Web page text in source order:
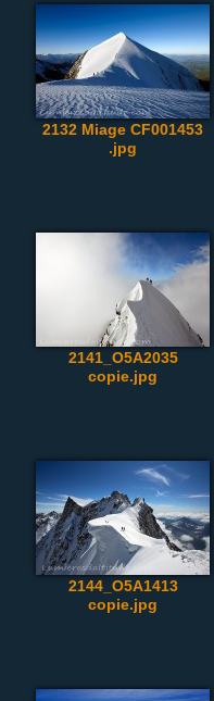
2132 Miage CF001453
.jpg
2141_O5A2035
copie.jpg
2144_O5A1413
copie.jpg